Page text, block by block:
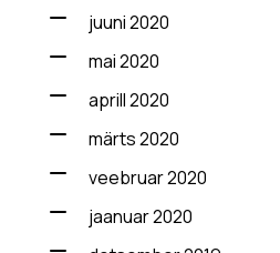
juuni 2020
mai 2020
aprill 2020
märts 2020
veebruar 2020
jaanuar 2020